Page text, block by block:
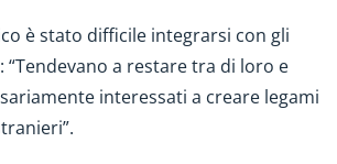
è stato difficile integrarsi con gli
a restare tra di loro e
interessati a creare legami